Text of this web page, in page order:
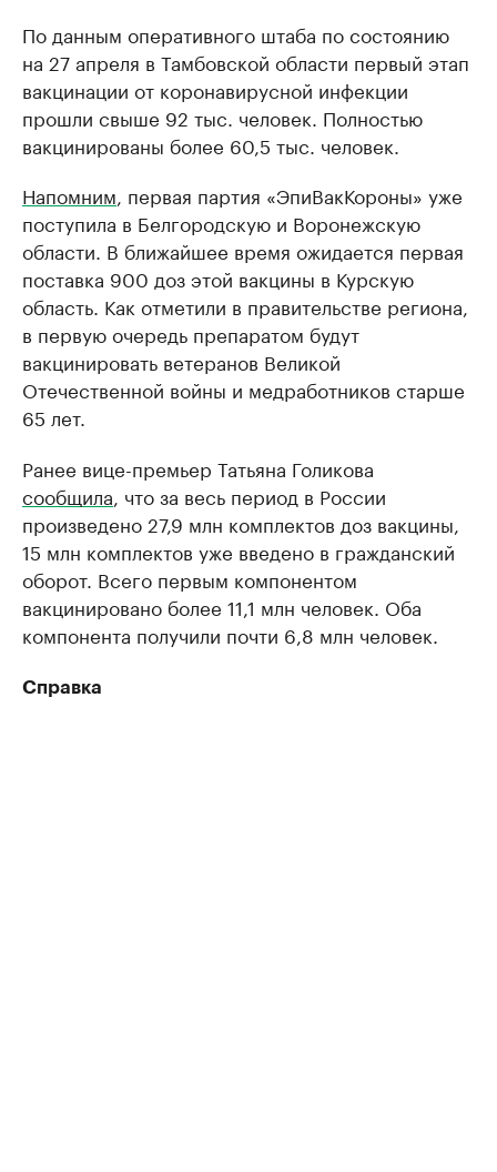
По данным оперативного штаба по состоянию
на 27 апреля в Тамбовской области первый этап
вакцинации от коронавирусной инфекции
прошли свыше 92 тыс. человек. Полностью
вакцинированы более 60,5 тыс. человек.
Напомним, первая партия «ЭпиВакКороны» уже
поступила в Белгородскую и Воронежскую
области. В ближайшее время ожидается первая
поставка 900 доз этой вакцины в Курскую
область. Как отметили в правительстве региона,
в первую очередь препаратом будут
вакцинировать ветеранов Великой
Отечественной войны и медработников старше
65 лет.
Ранее вице-премьер Татьяна Голикова
сообщила, что за весь период в России
произведено 27,9 млн комплектов доз вакцины,
15 млн комплектов уже введено в гражданский
оборот. Всего первым компонентом
вакцинировано более 11,1 млн человек. Оба
компонента получили почти 6,8 млн человек.
Справка